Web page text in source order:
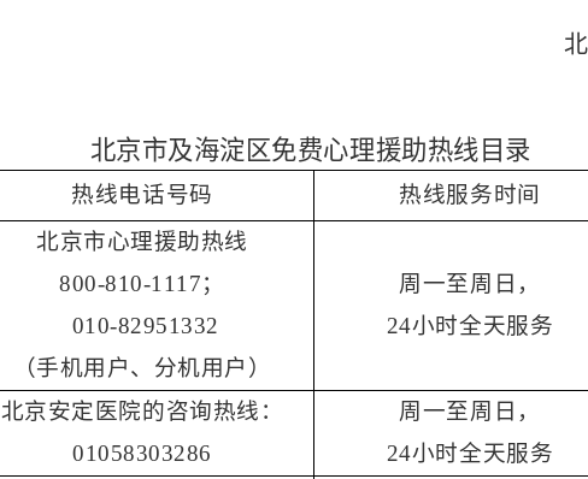
北京市及海淀区免费心理援助热线目录
热线电话号码
热线服务时间
北京市心理援助热线
800-810-1117；
010-82951332
（手机用户、分机用户）
周一至周日，
24小时全天服务
北京安定医院的咨询热线：
01058303286
周一至周日，
24小时全天服务